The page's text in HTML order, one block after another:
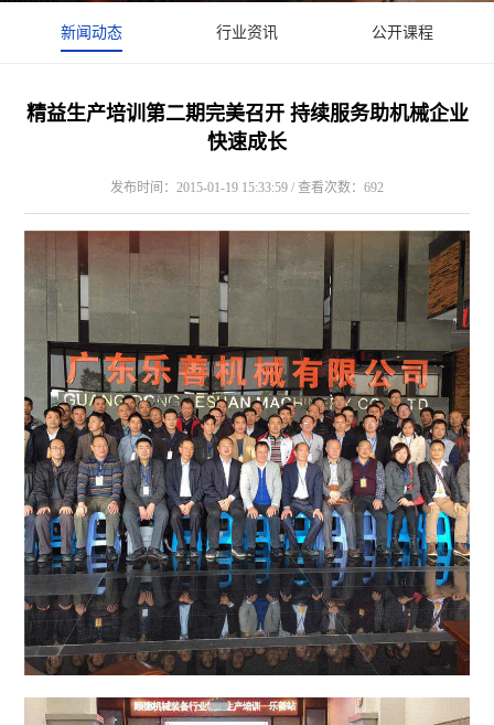
新闻动态 行业资讯 公开课程
精益生产培训第二期完美召开 持续服务助机械企业
快速成长
发布时间：2015-01-19 15:33:59 / 查看次数：692